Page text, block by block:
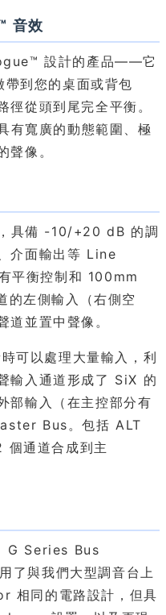
音效
設計的產品——它
到您的桌面或背包
徑從頭到尾完全平衡。
有寬廣的動態範圍、極
聲像。
具備 -10/+20 dB 的調
介面輸出等 Line
平衡控制和 100mm
的左側輸入（右側空
道並置中聲像。
可以處理大量輸入，利
輸入通道形成了 SiX 的
部輸入（在主控部分有
Bus。包括 ALT
個通道合成到主
G Series Bus
了與我們大型調音台上
相同的電路設計，但具